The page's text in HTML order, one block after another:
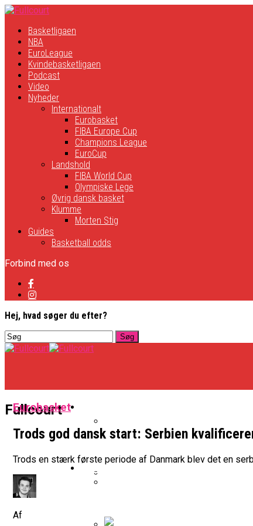
Basketligaen
NBA
EuroLeague
Kvindebasketligaen
Podcast
Video
Nyheder
Internationalt
Eurobasket
FIBA Europe Cup
Champions League
EuroCup
Landshold
FIBA World Cup
Olympiske Lege
Øvrig dansk basket
Klumme
Morten Stig
Guides
Basketball odds
Forbind med os
Hej, hvad søger du efter?
Fullcourt
Officielt: Vejen Gafler Dansker
NBA
Eurobasket
Trods god dansk start: Serbien
Trods en stærk første periode af Danmark blev det en
Af